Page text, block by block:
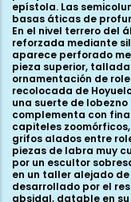
epístola. Las
basas áticas de
En el nivel terrero del
reforzada mediante
aparece perforado
pieza superior,
ornamentación de
recolocada de
una suerte de
complementa con
capiteles
grifos alados entre
piezas de labra muy
por un escultor
en un taller alejado
desarrollado por el
absidal, datable en